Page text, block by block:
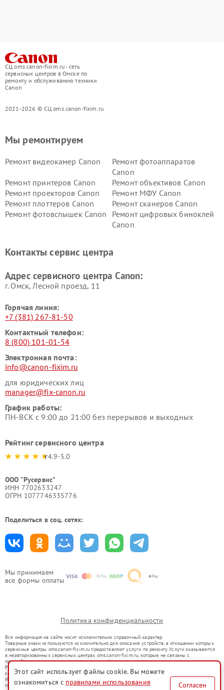
СЦ oms.canon-fixim.ru - сеть
сервисных центров в Омске по
ремонту и обслуживанию техники
Canon
2021-2026 © СЦ oms.canon-fixim.ru
Мы принимаем
все формы оплаты
Мы ремонтируем
Ремонт видеокамер Canon
Ремонт фотоаппаратов
Canon
Ремонт принтеров Canon
Ремонт объективов Canon
Ремонт проекторов Canon
Ремонт МФУ Canon
Ремонт плоттеров Canon
Ремонт сканеров Canon
Ремонт фотовспышек Canon
Ремонт цифровых биноклей
Canon
Контакты сервис центра
Адрес сервисного центра Canon:
г. Омск, ​Лесной проезд, 11
Горячая линия:
+7 (381) 267-81-50
Контактный телефон:
8 (800) 101-01-54
Электронная почта:
info@canon-fixim.ru
для юридических лиц
manager@fix-canon.ru
График работы:
ПН-ВСК с 9:00 до 21:00 без перерывов и выходных
Рейтинг сервисного центра
4.9-5.0
ООО "Русервис"
ИНН 7702633247
ОГРН 1077746335776
Поделиться в соц. сетях:
Политика конфиденциальности
Вся информация на сайте носит исключительно справочный характер.
Товарные знаки используются исключительно для описания устройств, в отношении которых
сервисные центры oms.canon-fixim.ru предоставляют услуги по ремонту. Услуги оказываются
в неавторизованных сервисных центрах oms.canon-fixim.ru, которые не связаны с
правообладателями товарных знаков или их официальными представителями.
Ремонт осуществляется для устройств, уже введенных в гражданский оборот в соответствии
со статьей 1487 ГК РФ.
Использование товарных знаков не преследует цели индивидуализации услуг или введения
потребителей в заблуждение, а служит для информирования о предоставляемых услугах по
Этот сайт использует файлы cookie. Вы можете
ознакомиться с правилами использования
Согласен